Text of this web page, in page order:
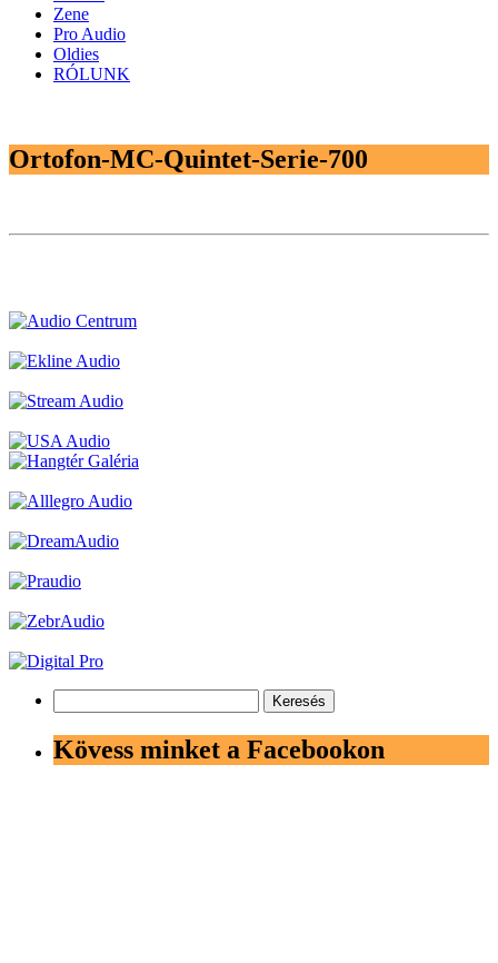
Zene
Pro Audio
Oldies
RÓLUNK
Ortofon-MC-Quintet-Serie-700
Kövess minket a Facebookon